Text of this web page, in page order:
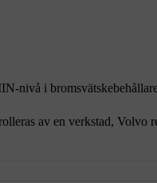
-nivå i
av en verkstad, Volvo